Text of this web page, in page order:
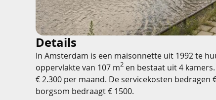
Details
In Amsterdam is een maisonnette uit 1992 te
oppervlakte van 107 m2 en bestaat uit 4
€ 2.300 per maand. De servicekosten bedragen
borgsom bedraagt € 1500.